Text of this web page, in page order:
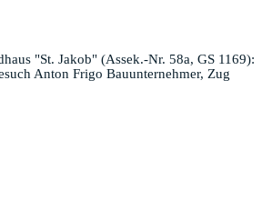
"St. Jakob" (Assek.-Nr. 58a, GS 1169):
Anton Frigo Bauunternehmer, Zug